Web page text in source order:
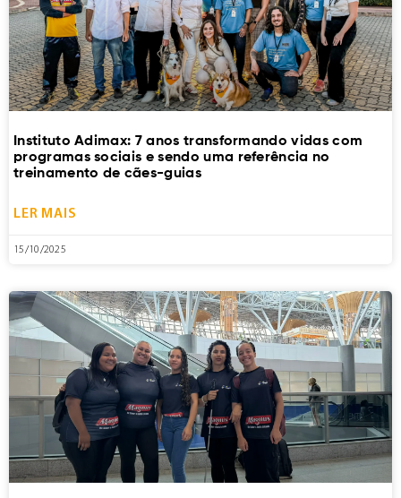
Instituto Adimax: 7 anos transformando vidas com
programas sociais e sendo uma referência no
treinamento de cães-guias
LER MAIS
15/10/2025